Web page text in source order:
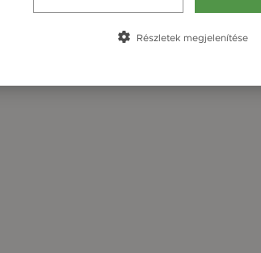
Részletek megjelenítése